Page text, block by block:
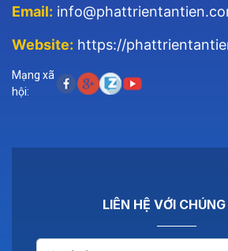
Email:
Website: https://
Mạng xã
hội:
LIÊN HỆ VỚI